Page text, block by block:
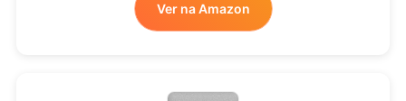
Ver na Amazon